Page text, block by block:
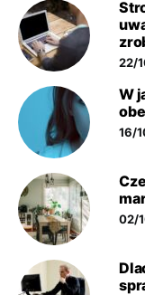
22/
W
16/
02/